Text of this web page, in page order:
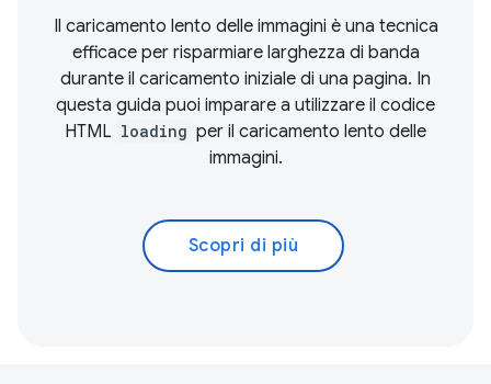
Il caricamento lento delle immagini è una tecnica
efficace per risparmiare larghezza di banda
durante il caricamento iniziale di una pagina. In
questa guida puoi imparare a utilizzare il codice
HTML loading per il caricamento lento delle
immagini.
Scopri di più